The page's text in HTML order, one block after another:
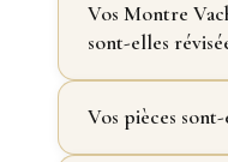
Vos Montre
sont-elles
Vos pièces